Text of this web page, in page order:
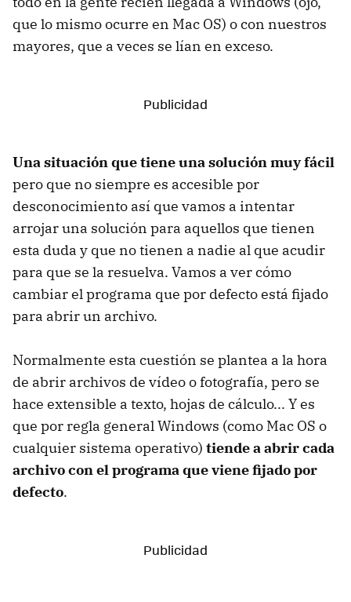
que lo mismo ocurre en Mac OS) o con nuestros
mayores, que a veces se lían en exceso.
Una situación que tiene una solución muy fácil
pero que no siempre es accesible por
desconocimiento así que vamos a intentar
arrojar una solución para aquellos que tienen
esta duda y que no tienen a nadie al que acudir
para que se la resuelva. Vamos a ver cómo
cambiar el programa que por defecto está fijado
para abrir un archivo.
Normalmente esta cuestión se plantea a la hora
de abrir archivos de vídeo o fotografía, pero se
hace extensible a texto, hojas de cálculo... Y es
que por regla general Windows (como Mac OS o
cualquier sistema operativo) tiende a abrir cada
archivo con el programa que viene fijado por
defecto.